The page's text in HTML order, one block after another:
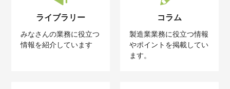
ライブラリー
みなさんの業務に役立つ
情報を紹介しています
コラム
製造業業務に役立つ情報
やポイントを掲載してい
ます。